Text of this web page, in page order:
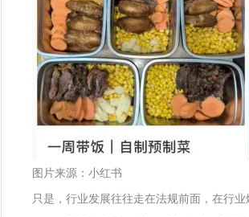
图片来源：小红书
只是，行业发展往往走在法规前面，在行